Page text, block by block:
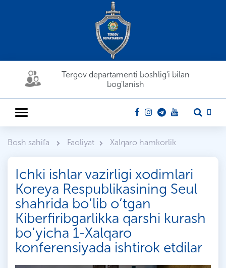
Tergov departamenti boshlig'i bilan
bog'lanish
Bosh sahifa Faoliyat Xalqaro hamkorlik
Ichki ishlar vazirligi xodimlari
Koreya Respublikasining Seul
shahrida bo‘lib o‘tgan
Kiberfiribgarlikka qarshi kurash
bo‘yicha 1-Xalqaro
konferensiyada ishtirok etdilar